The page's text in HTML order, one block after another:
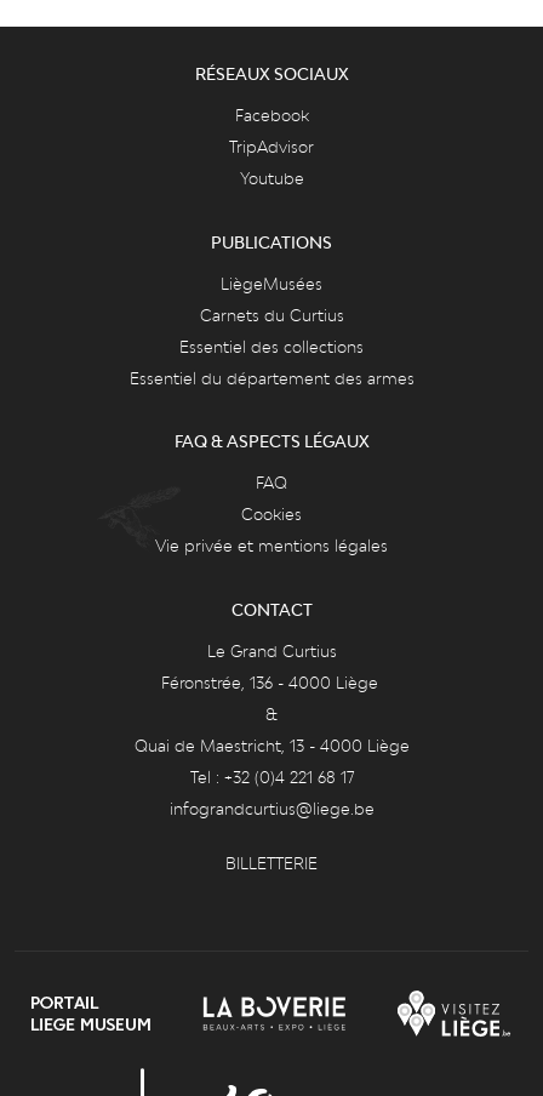
RÉSEAUX SOCIAUX
Facebook
TripAdvisor
Youtube
PUBLICATIONS
LiègeMusées
Carnets du Curtius
Essentiel des collections
Essentiel du département des armes
FAQ & ASPECTS LÉGAUX
FAQ
Cookies
Vie privée et mentions légales
CONTACT
Le Grand Curtius
Féronstrée, 136 - 4000 Liège
&
Quai de Maestricht, 13 - 4000 Liège
Tel : +32 (0)4 221 68 17
infograndcurtius@liege.be
BILLETTERIE